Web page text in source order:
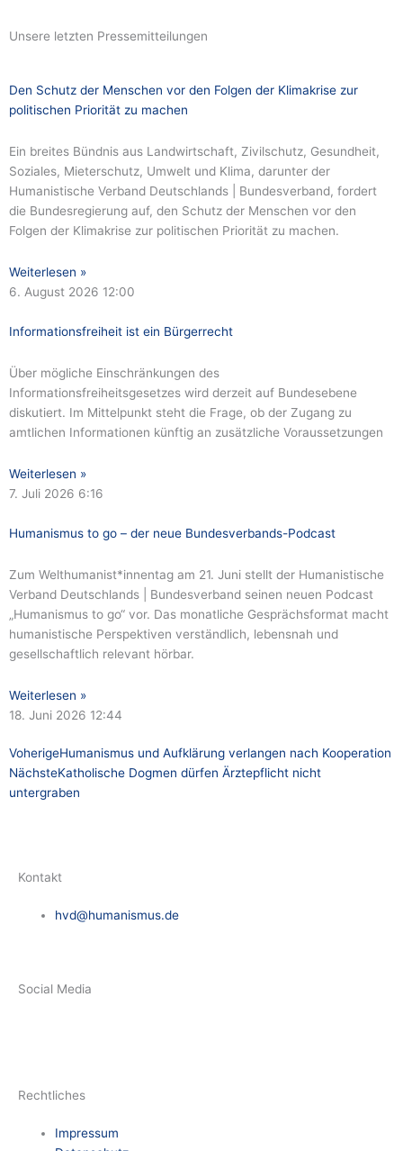
Unsere letzten Pressemitteilungen
Den Schutz der Menschen vor den Folgen der Klimakrise zur
politischen Priorität zu machen
Ein breites Bündnis aus Landwirtschaft, Zivilschutz, Gesundheit,
Soziales, Mieterschutz, Umwelt und Klima, darunter der
Humanistische Verband Deutschlands | Bundesverband, fordert
die Bundesregierung auf, den Schutz der Menschen vor den
Folgen der Klimakrise zur politischen Priorität zu machen.
Weiterlesen »
6. August 2026 12:00
Informationsfreiheit ist ein Bürgerrecht
Über mögliche Einschränkungen des
Informationsfreiheitsgesetzes wird derzeit auf Bundesebene
diskutiert. Im Mittelpunkt steht die Frage, ob der Zugang zu
amtlichen Informationen künftig an zusätzliche Voraussetzungen
Weiterlesen »
7. Juli 2026 6:16
Humanismus to go – der neue Bundesverbands-Podcast
Zum Welthumanist*innentag am 21. Juni stellt der Humanistische
Verband Deutschlands | Bundesverband seinen neuen Podcast
„Humanismus to go“ vor. Das monatliche Gesprächsformat macht
humanistische Perspektiven verständlich, lebensnah und
gesellschaftlich relevant hörbar.
Weiterlesen »
18. Juni 2026 12:44
Zurück
VoherigeHumanismus und Aufklärung verlangen nach Kooperation
NächsteKatholische Dogmen dürfen Ärztepflicht nicht
untergraben
Nächster
Kontakt
hvd@humanismus.de
Social Media
a
c n
Rechtliches
Impressum